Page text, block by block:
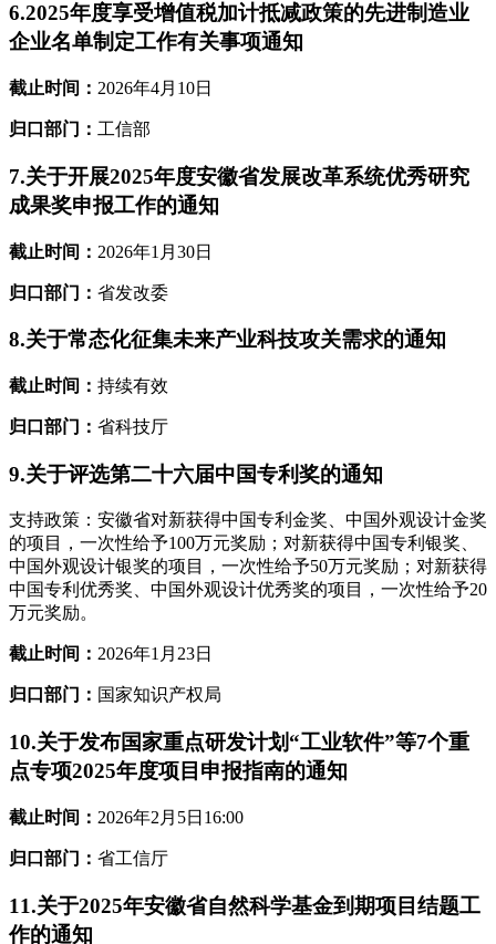
6.2025年度享受增值税加计抵减政策的先进制造业
企业名单制定工作有关事项通知
截止时间： 2026年4月10日
归口部门： 工信部
7.关于开展2025年度安徽省发展改革系统优秀研究
成果奖申报工作的通知
截止时间： 2026年1月30日
归口部门： 省发改委
8.关于常态化征集未来产业科技攻关需求的通知
截止时间： 持续有效
归口部门： 省科技厅
9.关于评选第二十六届中国专利奖的通知
支持政策：安徽省对新获得中国专利金奖、中国外观设计金奖
的项目，一次性给予100万元奖励；对新获得中国专利银奖、
中国外观设计银奖的项目，一次性给予50万元奖励；对新获得
中国专利优秀奖、中国外观设计优秀奖的项目，一次性给予20
万元奖励。
截止时间： 2026年1月23日
归口部门： 国家知识产权局
10.关于发布国家重点研发计划“工业软件”等7个重
点专项2025年度项目申报指南的通知
截止时间： 2026年2月5日16:00
归口部门： 省工信厅
11.关于2025年安徽省自然科学基金到期项目结题工
作的通知